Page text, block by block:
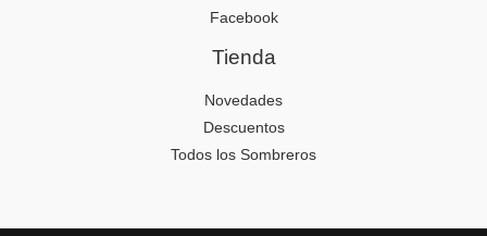
Facebook
Tienda
Novedades
Descuentos
Todos los Sombreros